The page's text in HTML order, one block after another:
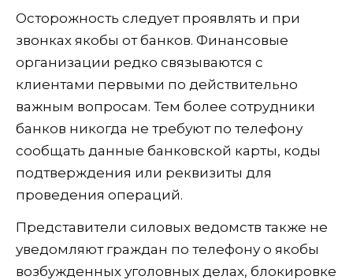
Осторожность следует проявлять и при
звонках якобы от банков. Финансовые
организации редко связываются с
клиентами первыми по действительно
важным вопросам. Тем более сотрудники
банков никогда не требуют по телефону
сообщать данные банковской карты, коды
подтверждения или реквизиты для
проведения операций.
Представители силовых ведомств также не
уведомляют граждан по телефону о якобы
возбужденных уголовных делах, блокировке